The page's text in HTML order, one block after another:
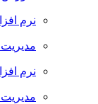
نرم افزار مک
مدیریت پسورد
نرم افزار
مدیریت PDF